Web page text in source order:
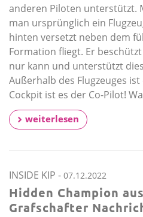
anderen Piloten unterstützt.
man ursprünglich ein
hinten versetzt neben dem
Formation fliegt. Er
nur kann und unterstützt
Außerhalb des Flugzeuges
Cockpit ist es der Co-Pilot!
weiterlesen
INSIDE KIP - 07.12.2022
Hidden Champion
Grafschafter